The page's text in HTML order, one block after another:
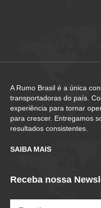
A Rumo Brasil é a única
transportadoras do país.
experiência para tornar
para crescer. Entregamos
resultados consistentes.
SAIBA MAIS
Receba nossa